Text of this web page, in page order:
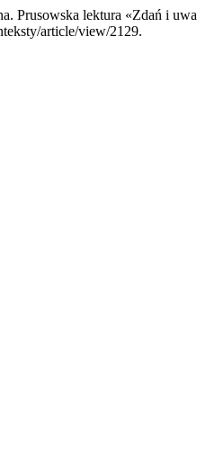
Prusowska lektura «Zdań i
article/view/2129.